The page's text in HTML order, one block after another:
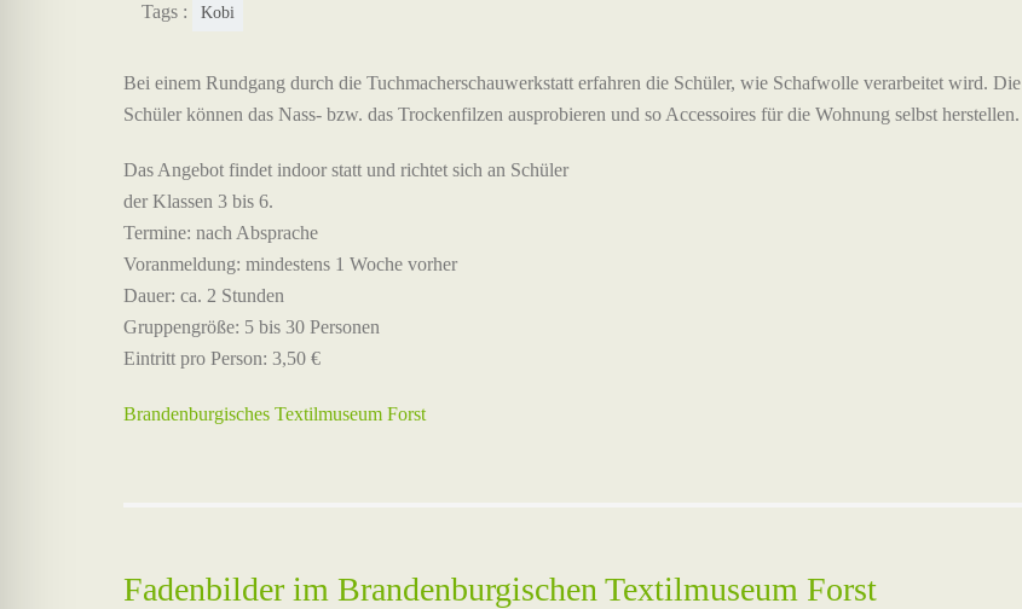
Tags : Kobi
Bei einem Rundgang durch die Tuchmacherschauwerkstatt erfahren die Schüler, wie Schafwolle verarbeitet wird. Die
Schüler können das Nass- bzw. das Trockenfilzen ausprobieren und so Accessoires für die Wohnung selbst herstellen.
Das Angebot findet indoor statt und richtet sich an Schüler
der Klassen 3 bis 6.
Termine: nach Absprache
Voranmeldung: mindestens 1 Woche vorher
Dauer: ca. 2 Stunden
Gruppengröße: 5 bis 30 Personen
Eintritt pro Person: 3,50 €
Brandenburgisches Textilmuseum Forst
Fadenbilder im Brandenburgischen Textilmuseum Forst